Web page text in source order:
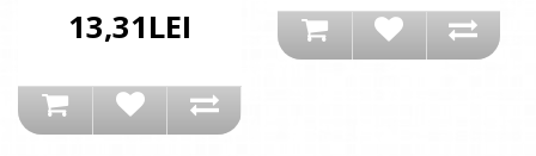
13,31LEI